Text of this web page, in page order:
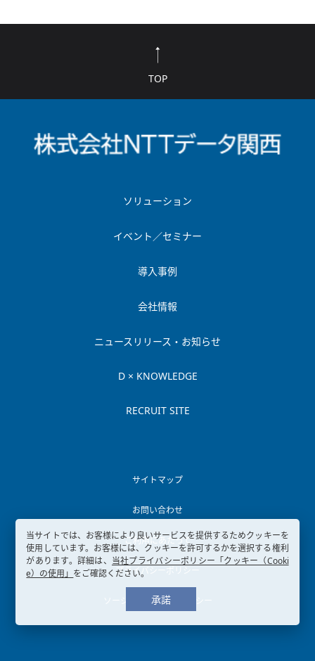
TOP
ソリューション
イベント／セミナー
導入事例
会社情報
ニュースリリース・お知らせ
D × KNOWLEDGE
RECRUIT SITE
サイトマップ
お問い合わせ
ご利用にあたって
プライバシーポリシー
ソーシャルメディアポリシー
当サイトでは、お客様により良いサービスを提供するためクッキーを
使用しています。お客様には、クッキーを許可するかを選択する権利
があります。詳細は、 当社プライバシーポリシー「クッキー（Cooki
e）の使用」 をご確認ください。
承諾